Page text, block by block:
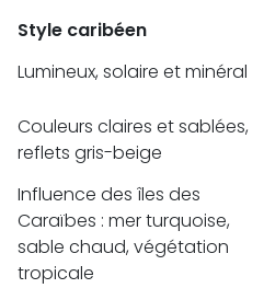
Style caribéen
Lumineux, solaire et minéral
Couleurs claires et sablées,
reflets gris-beige
Influence des îles des
Caraïbes : mer turquoise,
sable chaud, végétation
tropicale